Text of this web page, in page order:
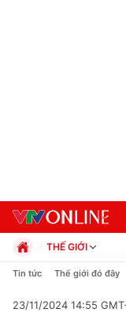
THẾ GIỚI
Chính trị
Pháp luật
Tin tức Thế giới đó đây
23/11/2024 14:55